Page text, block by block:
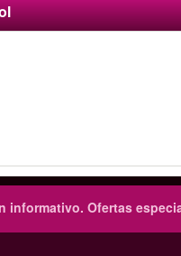
informativo. Ofertas